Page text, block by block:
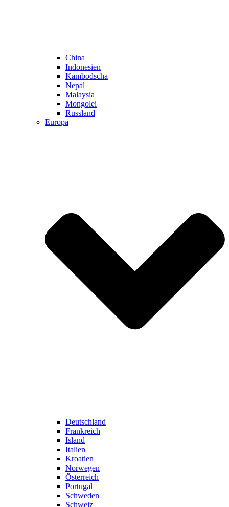
China
Indonesien
Kambodscha
Nepal
Malaysia
Mongolei
Russland
Europa
Deutschland
Frankreich
Island
Italien
Kroatien
Norwegen
Österreich
Portugal
Schweden
Schweiz